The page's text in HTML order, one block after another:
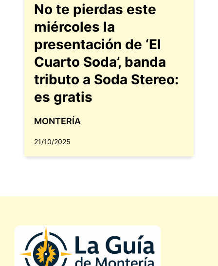
No te pierdas este
miércoles la
presentación de ‘El
Cuarto Soda’, banda
tributo a Soda Stereo:
es gratis
MONTERÍA
21/10/2025